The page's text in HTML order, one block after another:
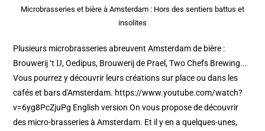
Microbrasseries et bière à Amsterdam : Hors des sentiers battus et
insolites
Plusieurs microbrasseries abreuvent Amsterdam de bière :
Brouwerij ‘t Ĳ, Oedipus, Brouwerij de Prael, Two Chefs Brewing...
Vous pourrez y découvrir leurs créations sur place ou dans les
cafés et bars d'Amsterdam. https://www.youtube.com/watch?
v=6yg8PcZjuPg English version On vous propose de découvrir
des micro-brasseries à Amsterdam. Et il y en a quelques-unes,